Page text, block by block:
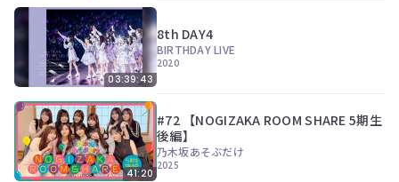
03:39:43
8th DAY4
BIRTHDAY LIVE
2020
41:20
#72 【NOGIZAKA ROOM SHARE 5期生
後編】
乃木坂あそぶだけ
2025